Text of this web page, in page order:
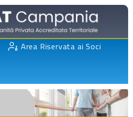
Area Riservata ai Soci